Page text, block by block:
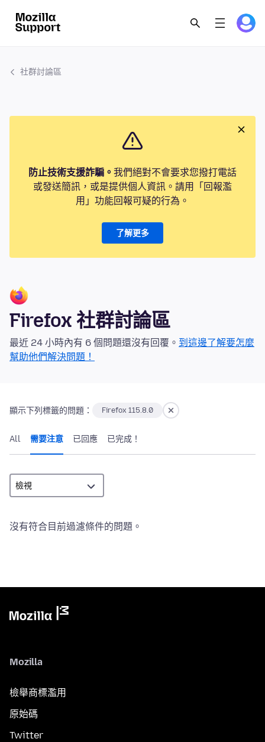
社群討論區
防止技術支援詐騙。 我們絕對不會要求您撥打電話
或發送簡訊，或是提供個人資訊。請用「回報濫
用」功能回報可疑的行為。
了解更多
Firefox 社群討論區
最近 24 小時內有 6 個問題還沒有回覆。 到這邊了解要怎麼
幫助他們解決問題！
顯示下列標籤的問題： Firefox 115.8.0
All 需要注意 已回應 已完成！
沒有符合目前過濾條件的問題。
Mozilla
檢舉商標濫用
原始碼
Twitter